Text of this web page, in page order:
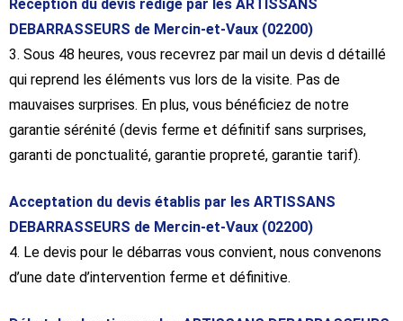
Réception du devis rédigé par les ARTISSANS
DEBARRASSEURS de Mercin-et-Vaux (02200)
3. Sous 48 heures, vous recevrez par mail un devis d détaillé
qui reprend les éléments vus lors de la visite. Pas de
mauvaises surprises. En plus, vous bénéficiez de notre
garantie sérénité (devis ferme et définitif sans surprises,
garanti de ponctualité, garantie propreté, garantie tarif).
Acceptation du devis établis par les ARTISSANS
DEBARRASSEURS de Mercin-et-Vaux (02200)
4. Le devis pour le débarras vous convient, nous convenons
d’une date d’intervention ferme et définitive.